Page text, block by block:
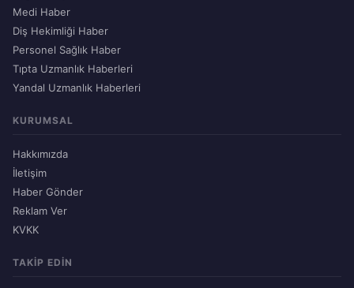
Medi Haber
Diş Hekimliği Haber
Personel Sağlık Haber
Tıpta Uzmanlık Haberleri
Yandal Uzmanlık Haberleri
KURUMSAL
Hakkımızda
İletişim
Haber Gönder
Reklam Ver
KVKK
TAKIP EDIN